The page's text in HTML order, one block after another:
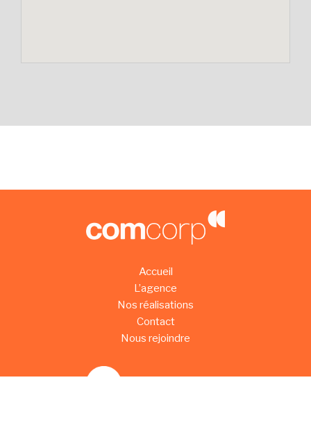
Accueil
L’agence
Nos réalisations
Contact
Nous rejoindre